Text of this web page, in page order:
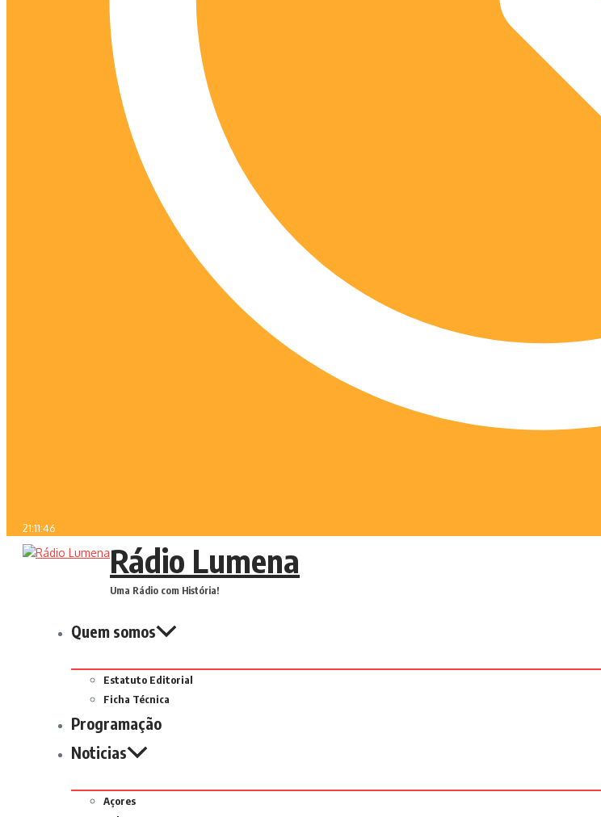
21:11:46
Rádio Lumena
Uma Rádio com História!
Quem somos
Estatuto Editorial
Ficha Técnica
Programação
Noticias
Açores